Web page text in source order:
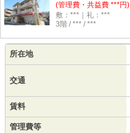
(管理費・共益費 ***円)
敷：***｜礼：***
3階 / *** / ***
所在地
交通
賃料
管理費等